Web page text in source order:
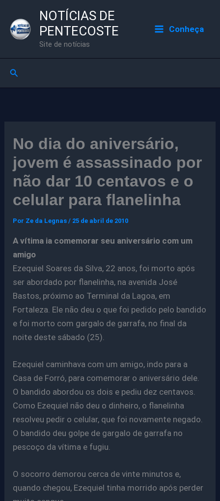
para
NOTÍCIAS DE
PENTECOSTE
Site de notícias
Conheça
Pesquisar
No dia do aniversário,
jovem é assassinado por
não dar 10 centavos e o
celular para flanelinha
Por Ze da Legnas/ 25 de abril de 2010
A vítima ia comemorar seu aniversário com um
amigo
Ezequiel Soares da Silva, 22 anos, foi morto após
ser abordado por flanelinha, na avenida José
Bastos, próximo ao Terminal da Lagoa, em
Fortaleza. Ele não deu o que foi pedido pelo bandido
e foi morto com gargalo de garrafa, no final da
noite deste sábado (25).
Ezequiel caminhava com um amigo, indo para a
Casa de Forró, para comemorar o aniversário dele.
O bandido abordou os dois e pediu dez centavos.
Como Ezequiel não deu o dinheiro, o flanelinha
resolveu pedir o celular, que foi novamente negado.
O bandido deu golpe de gargalo de garrafa no
pescoço da vítima e fugiu.
O socorro demorou cerca de vinte minutos e,
quando chegou, Ezequiel tinha morrido após perder